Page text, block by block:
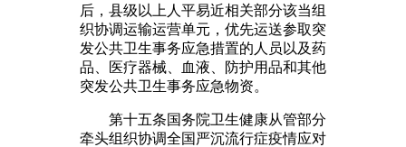
后，县级以上人平易近相关部分该当组
织协调运输运营单元，优先运送参取突
发公共卫生事务应急措置的人员以及药
品、医疗器械、血液、防护用品和其他
突发公共卫生事务应急物资。
第十五条国务院卫生健康从管部分
牵头组织协调全国严沉流行症疫情应对